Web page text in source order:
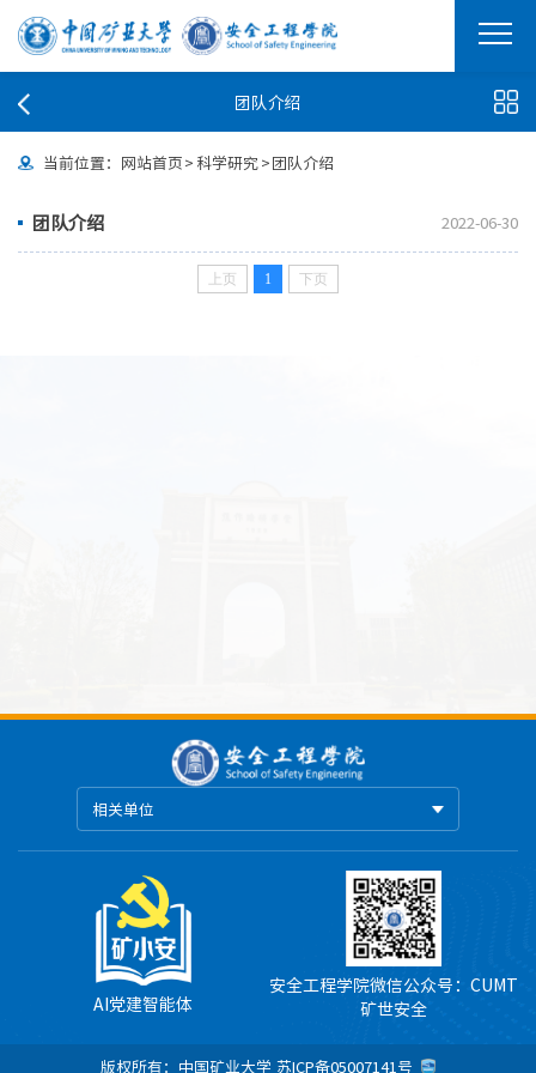
团队介绍
当前位置： 网站首页> 科学研究>团队介绍
团队介绍 2022-06-30
上页 1 下页
相关单位
AI党建智能体
安全工程学院微信公众号：CUMT
矿世安全
版权所有：中国矿业大学 苏ICP备05007141号